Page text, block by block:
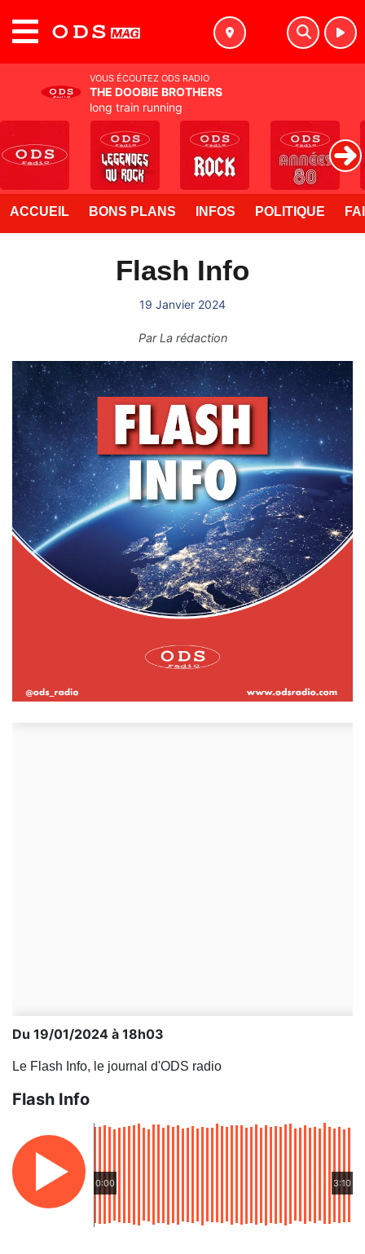
ACCUEIL BONS PLANS INFOS POLITIQUE
Flash Info
19 Janvier 2024
ParLa rédaction
Du 19/01/2024 à 18h03
Le Flash Info, le journal d'ODS radio
Flash Info
0:00 3:10
VOUS ÉCOUTEZ ODS RADIO
THE DOOBIE BROTHERS
long train running